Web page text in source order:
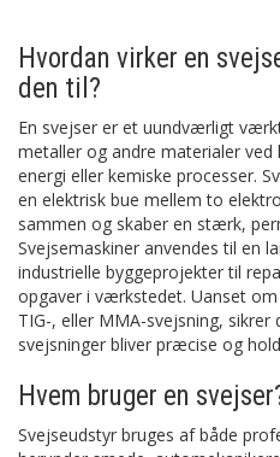
Hvordan virker en
den til?
En svejser er et uundværligt
metaller og andre materialer
energi eller kemiske processer.
en elektrisk bue mellem to
sammen og skaber en stærk,
Svejsemaskiner anvendes til en
industrielle byggeprojekter til
opgaver i værkstedet. Uanset
TIG-, eller MMA-svejsning,
svejsninger bliver præcise og
Hvem bruger en
Svejseudstyr bruges af både